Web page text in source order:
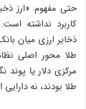
حتی مفهوم «ارز
کاربرد نداشته
ذخایر ارزی میان
طلا محور اصلی
مرکزی دلار یا پوند
طلا بودند، نه